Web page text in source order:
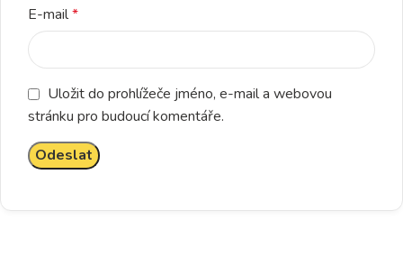
E-mail*
Uložit do prohlížeče jméno, e-mail a webovou
stránku pro budoucí komentáře.